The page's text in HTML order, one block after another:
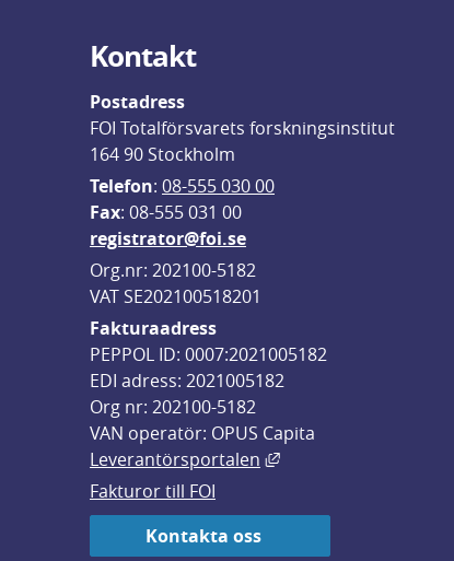
Kontakt
Postadress
FOI Totalförsvarets forskningsinstitut
164 90 Stockholm
Telefon: 08-555 030 00
Fax: 08-555 031 00
registrator@foi.se
Org.nr: 202100-5182
VAT SE202100518201
Fakturaadress
PEPPOL ID: 0007:2021005182
EDI adress: 2021005182
Org nr: 202100-5182
VAN operatör: OPUS Capita
Leverantörsportalen
Länk till annan
Fakturor till FOI
Kontakta oss